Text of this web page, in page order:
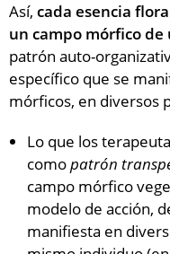
Así, cada esencia
un campo mórfico de
patrón auto-
específico que se
mórficos, en diversos
Lo que los
comopatrón
campo mórfico
modelo de acción,
manifiesta en